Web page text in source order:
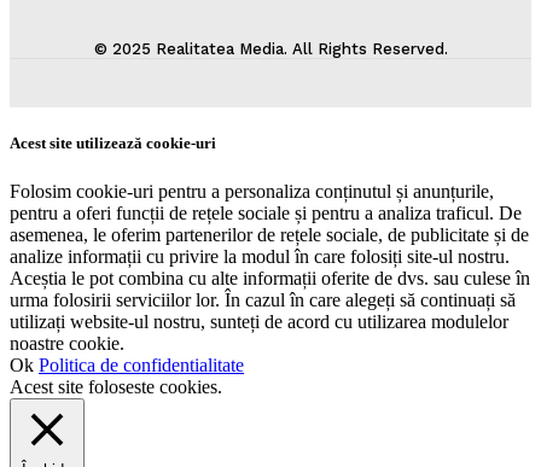
© 2025 Realitatea Media. All Rights Reserved.
Acest site utilizează cookie-uri
Folosim cookie-uri pentru a personaliza conținutul și anunțurile,
pentru a oferi funcții de rețele sociale și pentru a analiza traficul. De
asemenea, le oferim partenerilor de rețele sociale, de publicitate și de
analize informații cu privire la modul în care folosiți site-ul nostru.
Aceștia le pot combina cu alte informații oferite de dvs. sau culese în
urma folosirii serviciilor lor. În cazul în care alegeți să continuați să
utilizați website-ul nostru, sunteți de acord cu utilizarea modulelor
noastre cookie.
Ok Politica de confidentialitate
Acest site foloseste cookies.